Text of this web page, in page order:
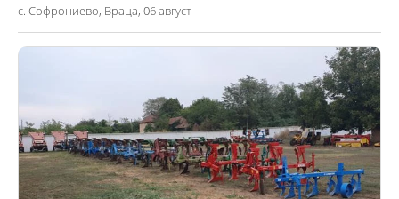
с. Софрониево, Враца, 06 август